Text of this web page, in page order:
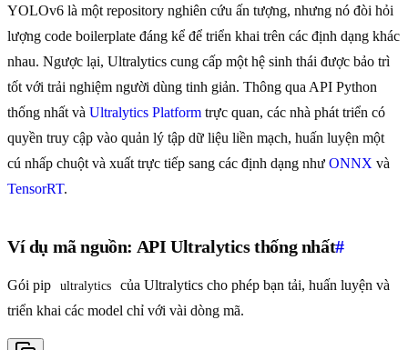
YOLOv6 là một repository nghiên cứu ấn tượng, nhưng nó đòi hỏi
lượng code boilerplate đáng kể để triển khai trên các định dạng khác
nhau. Ngược lại, Ultralytics cung cấp một hệ sinh thái được bảo trì
tốt với trải nghiệm người dùng tinh giản. Thông qua API Python
thống nhất và Ultralytics Platform trực quan, các nhà phát triển có
quyền truy cập vào quản lý tập dữ liệu liền mạch, huấn luyện một
cú nhấp chuột và xuất trực tiếp sang các định dạng như ONNX và
TensorRT.
Ví dụ mã nguồn: API Ultralytics thống nhất#
Gói pip ultralytics
của Ultralytics cho phép bạn tải, huấn luyện và
triển khai các model chỉ với vài dòng mã.